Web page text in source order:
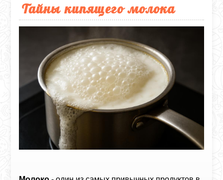
Тайны кипящего молока